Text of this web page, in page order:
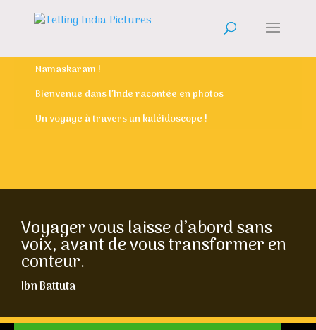
Namaskaram !
Bienvenue dans l’Inde racontée en photos
Un voyage à travers un kaléidoscope !
Voyager vous laisse d’abord sans
voix, avant de vous transformer en
conteur.
Ibn Battuta